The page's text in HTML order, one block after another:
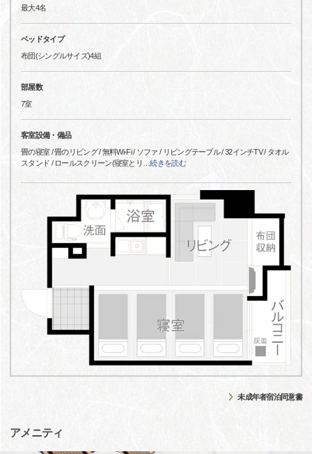
最大4名
ベッドタイプ
布団(シングルサイズ)4組
部屋数
7室
客室設備・備品
畳の寝室 / 畳のリビング / 無料Wi-Fi / ソファ / リビングテーブル / 32インチTV / タオル
スタンド / ロールスクリーン(寝室とリ
…続きを読む
未成年者宿泊同意書
アメニティ